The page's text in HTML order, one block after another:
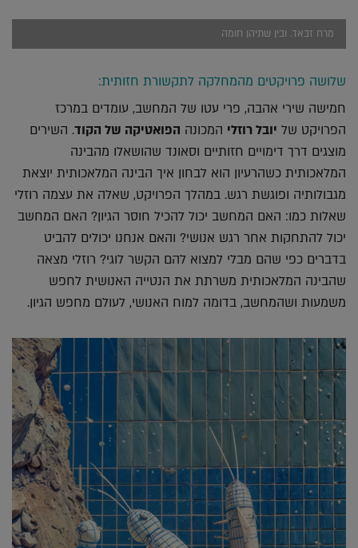
מרח זבאד. ובין שתיהן חומה
שלושה פרויקטים מהמחלקה לתקשורת חזותית:
חמישה שירי אהבה, פרי עטו של המחשב, עומדים במרכז
הפרויקט של יובל רוזלי המכונה הפואטיקה של הקוד. השירים
מוצגים דרך דימויים חזותיים וסאונד שהושאלו מהבינה
המלאכותית כשהרעיון הוא לבחון איך הבינה המלאכותית יוצאת
מגבולותיה ופוגשת רגש. במהלך הפרויקט, שאלה את עצמה רוזלי
שאלות כמו: האם המחשב יכול להכיל חוסר הגיון? האם המחשב
יכול להתחקות אחר רגש אנושי? והאם אנחנו יכולים להביט
בדברים כפי שהם מבלי למצוא להם הקשר לוגי? רוזלי מצאה
שהבינה המלאכותית משרתת את הנטייה האנושית לחפש
משמעות ושהמחשב, בדומה למוח האנושי, לעולם מחפש הגיון.